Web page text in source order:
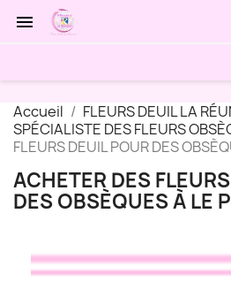

Accueil
FLEURS DEUIL LA
SPÉCIALISTE DES FLEURS
FLEURS DEUIL POUR DES
ACHETER DES
DES OBSÈQUES À LE